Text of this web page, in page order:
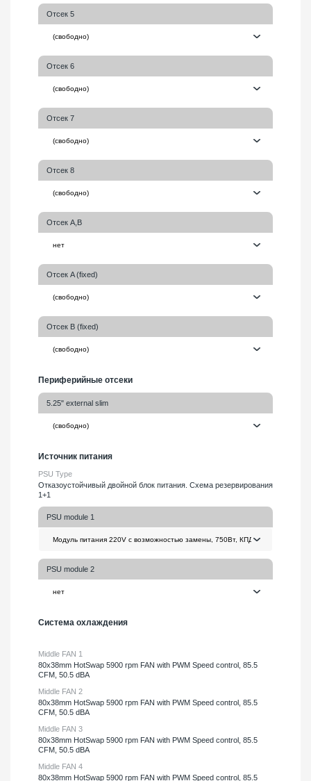
Отсек 5
Отсек 6
Отсек 7
Отсек 8
Отсек A,B
Отсек A (fixed)
Отсек B (fixed)
Периферийные отсеки
5.25" external slim
Источник питания
PSU Type
Отказоустойчивый двойной блок питания. Схема резервирования
1+1
PSU module 1
PSU module 2
Система охлаждения
Middle FAN 1
80х38mm HotSwap 5900 rpm FAN with PWM Speed control, 85.5
CFM, 50.5 dBA
Middle FAN 2
80х38mm HotSwap 5900 rpm FAN with PWM Speed control, 85.5
CFM, 50.5 dBA
Middle FAN 3
80х38mm HotSwap 5900 rpm FAN with PWM Speed control, 85.5
CFM, 50.5 dBA
Middle FAN 4
80х38mm HotSwap 5900 rpm FAN with PWM Speed control, 85.5